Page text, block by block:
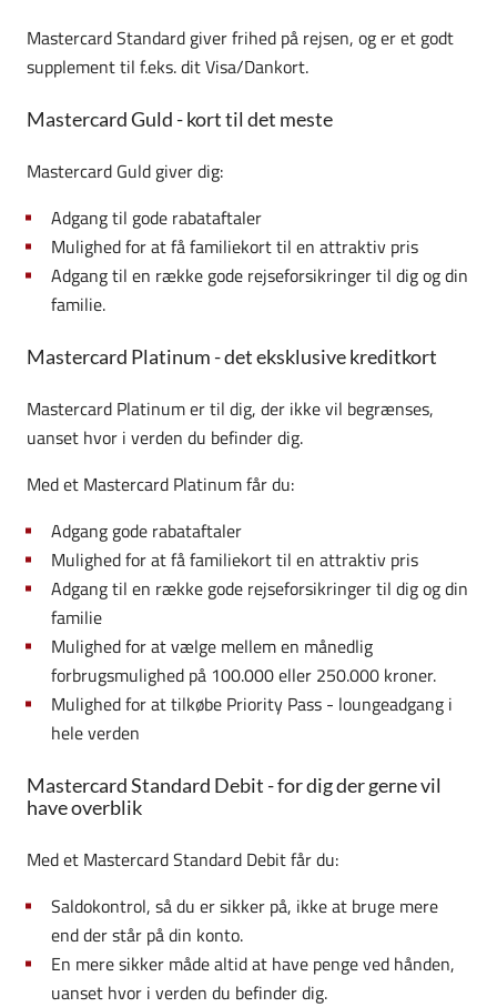
Mastercard Standard giver frihed på rejsen, og er et godt
supplement til f.eks. dit Visa/Dankort.
Mastercard Guld - kort til det meste
Mastercard Guld giver dig:
Adgang til gode rabataftaler
Mulighed for at få familiekort til en attraktiv pris
Adgang til en række gode rejseforsikringer til dig og din
familie.
Mastercard Platinum - det eksklusive kreditkort
Mastercard Platinum er til dig, der ikke vil begrænses,
uanset hvor i verden du befinder dig.
Med et Mastercard Platinum får du:
Adgang gode rabataftaler
Mulighed for at få familiekort til en attraktiv pris
Adgang til en række gode rejseforsikringer til dig og din
familie
Mulighed for at vælge mellem en månedlig
forbrugsmulighed på 100.000 eller 250.000 kroner.
Mulighed for at tilkøbe Priority Pass - loungeadgang i
hele verden
Mastercard Standard Debit - for dig der gerne vil
have overblik
Med et Mastercard Standard Debit får du:
Saldokontrol, så du er sikker på, ikke at bruge mere
end der står på din konto.
En mere sikker måde altid at have penge ved hånden,
uanset hvor i verden du befinder dig.